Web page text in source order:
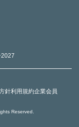
針利用規約企業会員
Reserved.